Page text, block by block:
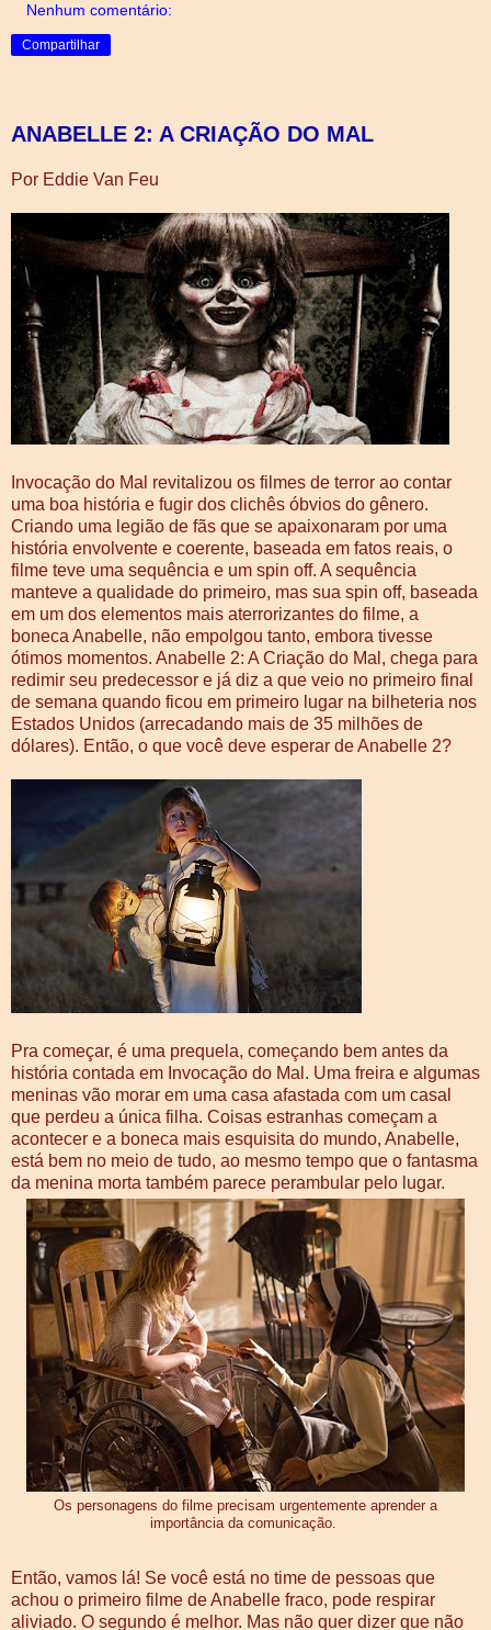
Nenhum comentário:
Compartilhar
ANABELLE 2: A CRIAÇÃO DO MAL
Por Eddie Van Feu
Invocação do Mal revitalizou os filmes de terror ao contar
uma boa história e fugir dos clichês óbvios do gênero.
Criando uma legião de fãs que se apaixonaram por uma
história envolvente e coerente, baseada em fatos reais, o
filme teve uma sequência e um spin off. A sequência
manteve a qualidade do primeiro, mas sua spin off, baseada
em um dos elementos mais aterrorizantes do filme, a
boneca Anabelle, não empolgou tanto, embora tivesse
ótimos momentos. Anabelle 2: A Criação do Mal, chega para
redimir seu predecessor e já diz a que veio no primeiro final
de semana quando ficou em primeiro lugar na bilheteria nos
Estados Unidos (arrecadando mais de 35 milhões de
dólares). Então, o que você deve esperar de Anabelle 2?
Pra começar, é uma prequela, começando bem antes da
história contada em Invocação do Mal. Uma freira e algumas
meninas vão morar em uma casa afastada com um casal
que perdeu a única filha. Coisas estranhas começam a
acontecer e a boneca mais esquisita do mundo, Anabelle,
está bem no meio de tudo, ao mesmo tempo que o fantasma
da menina morta também parece perambular pelo lugar.
Os personagens do filme precisam urgentemente aprender a
importância da comunicação.
Então, vamos lá! Se você está no time de pessoas que
achou o primeiro filme de Anabelle fraco, pode respirar
aliviado. O segundo é melhor. Mas não quer dizer que não